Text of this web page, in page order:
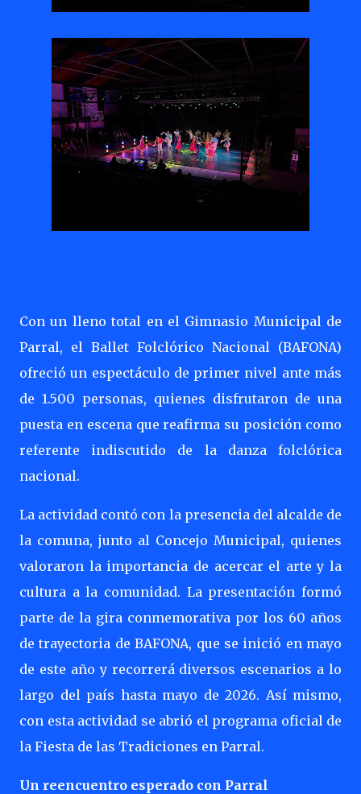
Con un lleno total en el Gimnasio Municipal de
Parral, el Ballet Folclórico Nacional (BAFONA)
ofreció un espectáculo de primer nivel ante más
de 1.500 personas, quienes disfrutaron de una
puesta en escena que reafirma su posición como
referente indiscutido de la danza folclórica
nacional.
La actividad contó con la presencia del alcalde de
la comuna, junto al Concejo Municipal, quienes
valoraron la importancia de acercar el arte y la
cultura a la comunidad. La presentación formó
parte de la gira conmemorativa por los 60 años
de trayectoria de BAFONA, que se inició en mayo
de este año y recorrerá diversos escenarios a lo
largo del país hasta mayo de 2026. Así mismo,
con esta actividad se abrió el programa oficial de
la Fiesta de las Tradiciones en Parral.
Un reencuentro esperado con Parral